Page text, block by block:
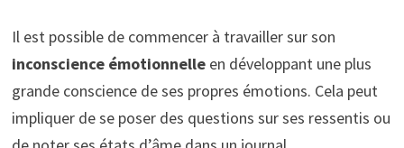
Il est possible de commencer à travailler sur son
inconscience émotionnelleen développant une plus
grande conscience de ses propres émotions. Cela peut
impliquer de se poser des questions sur ses ressentis ou